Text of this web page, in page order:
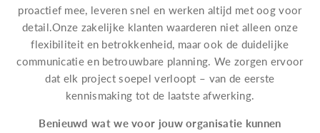
proactief mee, leveren snel en werken altijd met oog voor
detail.Onze zakelijke klanten waarderen niet alleen onze
flexibiliteit en betrokkenheid, maar ook de duidelijke
communicatie en betrouwbare planning. We zorgen ervoor
dat elk project soepel verloopt – van de eerste
kennismaking tot de laatste afwerking.
Benieuwd wat we voor jouw organisatie kunnen